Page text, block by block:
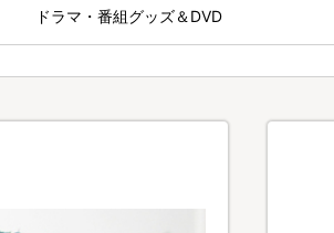
ドラマ・番組グッズ＆DVD